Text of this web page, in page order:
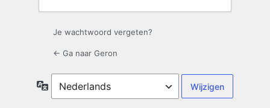
Je wachtwoord vergeten?
← Ga naar Geron
Taal